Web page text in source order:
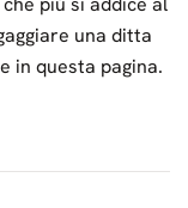
una ditta
in questa pagina.